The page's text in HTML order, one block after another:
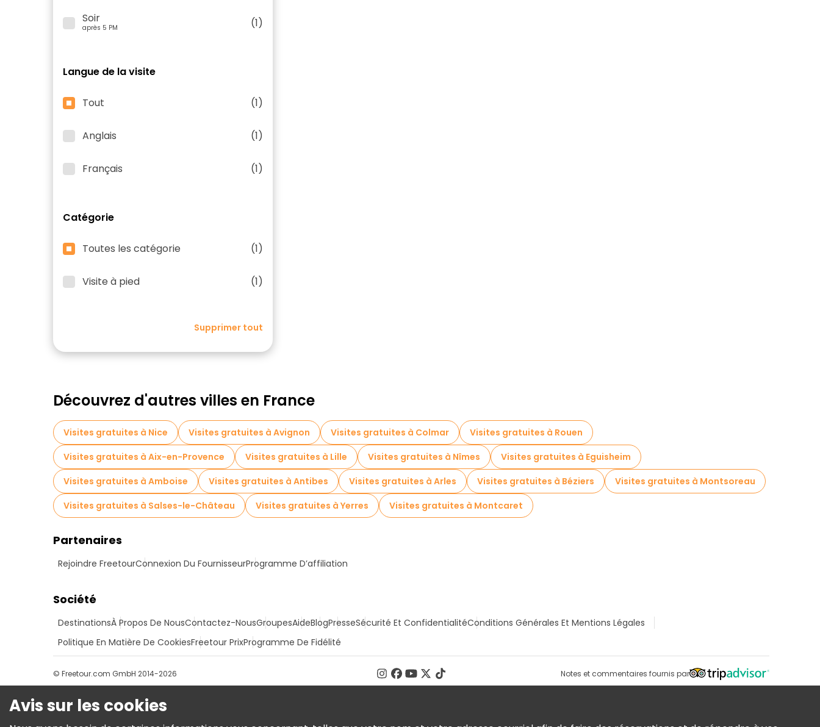
Soir
après 5 PM (1)
Langue de la visite
Tout (1)
Anglais (1)
Français (1)
Catégorie
Toutes les catégorie (1)
Visite à pied (1)
Supprimer tout
Découvrez d'autres villes en France
Visites gratuites à Nice Visites gratuites à Avignon Visites gratuites à Colmar
Visites gratuites à Rouen
Visites gratuites à Aix-en-Provence
Visites gratuites à Lille Visites gratuites à Nîmes
Visites gratuites à Eguisheim
Visites gratuites à Amboise
Visites gratuites à Antibes Visites gratuites à Arles Visites gratuites à Béziers
Visites gratuites à Montsoreau
Visites gratuites à Salses-le-Château
Visites gratuites à Yerres Visites gratuites à Montcaret
Partenaires
Rejoindre FreetourConnexion Du FournisseurProgramme D’affiliation
Société
DestinationsÀ Propos De NousContactez-NousGroupesAideBlogPresseSécurité Et ConfidentialitéConditions Générales Et Mentions Légales
Politique En Matière De CookiesFreetour PrixProgramme De Fidélité
Notes et commentaires fournis par
© Freetour.com GmbH 2014-2026
Avis sur les cookies